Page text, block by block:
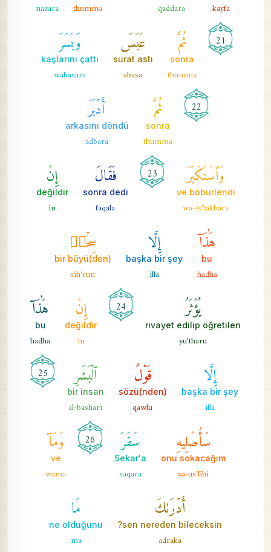
kayfa
qaddara
thumma
nazara
21 ثُمَّ
sonra
thumma
عَبَسَ
surat astı
abasa
وَبَسَرَ
kaşlarını çattı
wabasara
22 ثُمَّ
sonra
thumma
أَدۡبَرَ
arkasını döndü
adbara
وَٱسۡتَكۡبَرَ
ve böbürlendi
wa-is'takbara
23 فَقَالَ
sonra dedi
faqala
إِنۡ
değildir
in
هَٰذَآ
bu
hadha
إِلَّا
başka bir şey
illa
سِحۡرٞ
bir büyü(den)
sih'run
يُؤۡثَرُ
rivayet edilip öğretilen
yu'tharu
24 إِنۡ
değildir
in
هَٰذَآ
bu
hadha
إِلَّا
başka bir şey
illa
قَوۡلُ
sözü(nden)
qawlu
ٱلۡبَشَرِ
bir insan
al-bashari
25
سَأُصۡلِيهِ
onu sokacağım
sa-us'lihi
سَقَرَ
Sekar'a
saqara
26 وَمَآ
ve
wama
أَدۡرَىٰكَ
sen nereden bileceksin?
adraka
مَا
ne olduğunu
ma